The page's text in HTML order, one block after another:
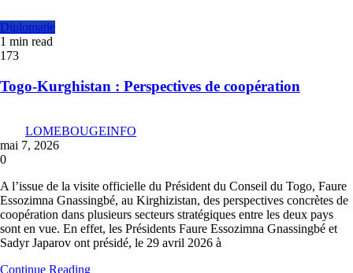
Diplomatie
1 min read
173
Togo-Kurghistan : Perspectives de coopération
LOMEBOUGEINFO
mai 7, 2026
0
A l’issue de la visite officielle du Président du Conseil du Togo, Faure
Essozimna Gnassingbé, au Kirghizistan, des perspectives concrètes de
coopération dans plusieurs secteurs stratégiques entre les deux pays
sont en vue. En effet, les Présidents Faure Essozimna Gnassingbé et
Sadyr Japarov ont présidé, le 29 avril 2026 à
Continue Reading